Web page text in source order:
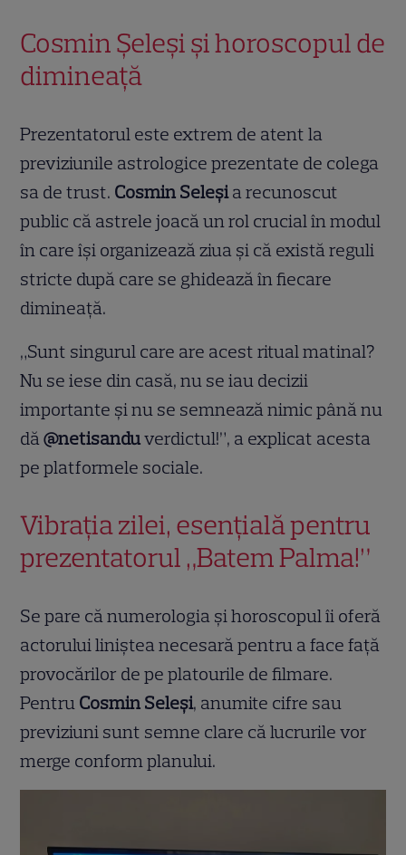
Cosmin Șeleși și horoscopul de
dimineață
Prezentatorul este extrem de atent la
previziunile astrologice prezentate de colega
sa de trust. Cosmin Seleșia recunoscut
public că astrele joacă un rol crucial în modul
în care își organizează ziua și că există reguli
stricte după care se ghidează în fiecare
dimineață.
„Sunt singurul care are acest ritual matinal?
Nu se iese din casă, nu se iau decizii
importante și nu se semnează nimic până nu
dă@netisanduverdictul!”, a explicat acesta
pe platformele sociale.
Vibrația zilei, esențială pentru
prezentatorul „Batem Palma!”
Se pare că numerologia și horoscopul îi oferă
actorului liniștea necesară pentru a face față
provocărilor de pe platourile de filmare.
Pentru Cosmin Seleși, anumite cifre sau
previziuni sunt semne clare că lucrurile vor
merge conform planului.